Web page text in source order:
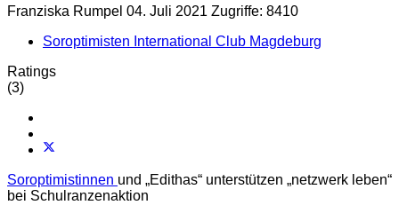
Franziska Rumpel 04. Juli 2021 Zugriffe: 8410
Soroptimisten International Club Magdeburg
Ratings
(3)
Soroptimistinnen und „Edithas“ unterstützen „netzwerk leben“
bei Schulranzenaktion